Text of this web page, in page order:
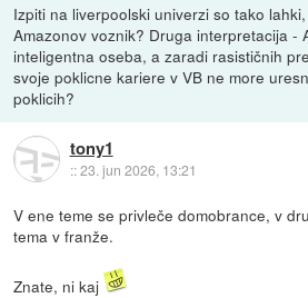
Izpiti na liverpoolski univerzi so tako
Amazonov voznik? Druga interpretacija -
inteligentna oseba, a zaradi rasističnih
svoje poklicne kariere v VB ne more
poklicih?
tony1
::23. jun 2026, 13:21
V ene teme se privleče domobrance, v
tema v franže.
Znate, ni kaj